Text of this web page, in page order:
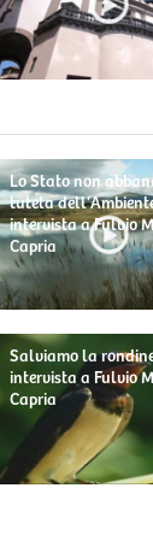
Lo Stato non
tutela
intervista a Fulvio
Capria
Salviamo la
intervista a Fulvio
Capria